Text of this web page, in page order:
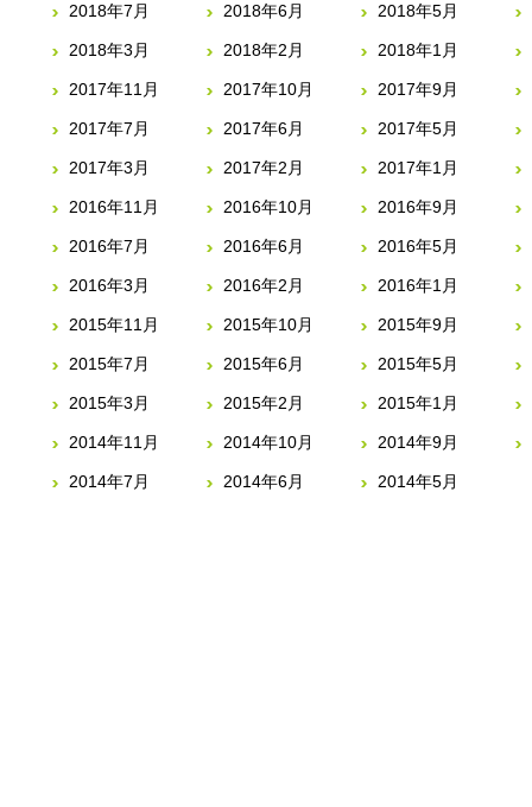
2018年7月 2018年6月 2018年5月
2018年3月 2018年2月 2018年1月
2017年11月 2017年10月 2017年9月
2017年7月 2017年6月 2017年5月
2017年3月 2017年2月 2017年1月
2016年11月 2016年10月 2016年9月
2016年7月 2016年6月 2016年5月
2016年3月 2016年2月 2016年1月
2015年11月 2015年10月 2015年9月
2015年7月 2015年6月 2015年5月
2015年3月 2015年2月 2015年1月
2014年11月 2014年10月 2014年9月
2014年7月 2014年6月 2014年5月